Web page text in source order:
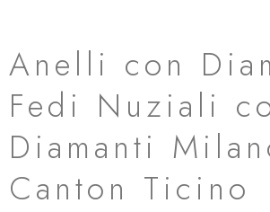
Anelli con
Fedi Nuziali
Diamanti
Canton Ticino